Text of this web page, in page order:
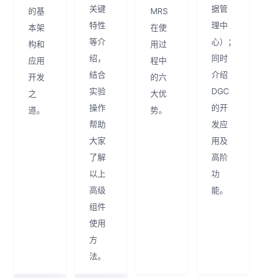
的基
本架
构和
应用
开发
之
道。
关键
特性
等介
绍，
结合
实验
操作
帮助
大家
了解
以上
高级
组件
使用
方
法。
MRS
在使
用过
程中
的六
大优
势。
据管
理中
心）；
同时
介绍
DGC
的开
发应
用及
高阶
功
能。